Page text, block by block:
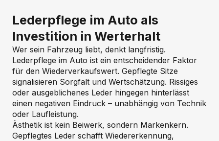
Lederpflege im Auto als
Investition in Werterhalt
Wer sein Fahrzeug liebt, denkt langfristig.
Lederpflege im Auto ist ein entscheidender Faktor
für den Wiederverkaufswert. Gepflegte Sitze
signalisieren Sorgfalt und Wertschätzung. Rissiges
oder ausgeblichenes Leder hingegen hinterlässt
einen negativen Eindruck – unabhängig von Technik
oder Laufleistung.
Ästhetik ist kein Beiwerk, sondern Markenkern.
Gepflegtes Leder schafft Wiedererkennung,